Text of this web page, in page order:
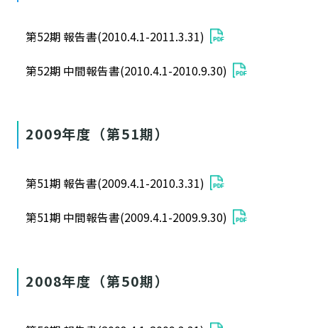
第52期 報告書(2010.4.1-2011.3.31)
第52期 中間報告書(2010.4.1-2010.9.30)
2009年度（第51期）
第51期 報告書(2009.4.1-2010.3.31)
第51期 中間報告書(2009.4.1-2009.9.30)
2008年度（第50期）